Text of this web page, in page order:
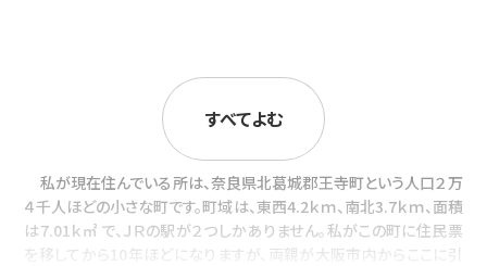
すべてよむ
私が現在住んでいる所は、奈良県北葛城郡王寺町という人口２万
４千人ほどの小さな町です。町域は、東西4.2ｋｍ、南北3.7ｋｍ、面積
は7.01ｋ㎡ で、ＪＲの駅が２つしかありません。私がこの町に住民票
を移してから10年ほどになりますが、両親が大阪市内からここに引